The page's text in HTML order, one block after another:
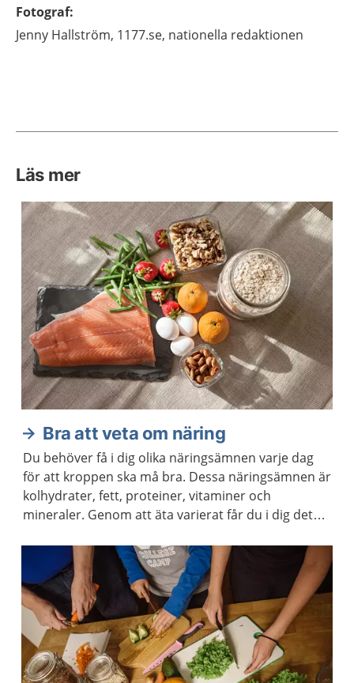
Fotograf:
Jenny Hallström, 1177.se, nationella redaktionen
Läs mer
Bra att veta om näring
Du behöver få i dig olika näringsämnen varje dag
för att kroppen ska må bra. Dessa näringsämnen är
kolhydrater, fett, proteiner, vitaminer och
mineraler. Genom att äta varierat får du i dig det